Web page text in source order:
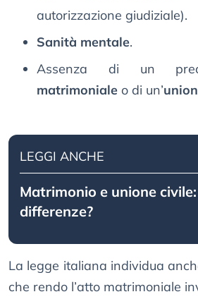
autorizzazione giudiziale).
Sanità mentale.
Assenza di un
matrimoniale o di un’
LEGGI ANCHE
Matrimonio e unione
differenze?
La legge italiana individua
che rendo l’atto matrimoniale